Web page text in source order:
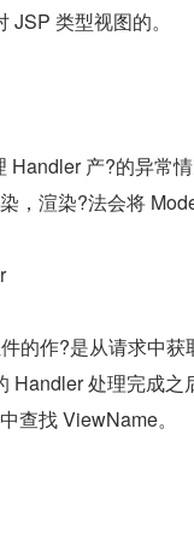
类型视图的。
产?的异常
，渲染?法会将
的作?是从请求中
Handler 处理完成
查找 ViewName。